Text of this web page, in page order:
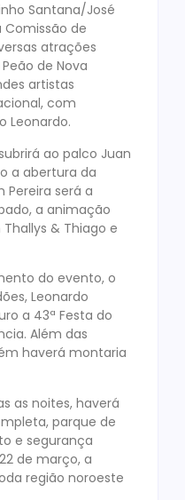
Santana/José
Comissão de
atrações
de Nova
artistas
com
Leonardo.
ao palco Juan
a abertura da
Pereira será a
a animação
& Thiago e
do evento, o
Leonardo
a 43ª Festa do
Além das
haverá montaria
as noites, haverá
parque de
e segurança
de março, a
região noroeste